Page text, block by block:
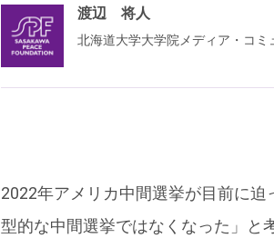
渡辺 将人
北海道大学大学院メディア・コ
2022年アメリカ中間選挙が目前に
型的な中間選挙ではなくなった」と